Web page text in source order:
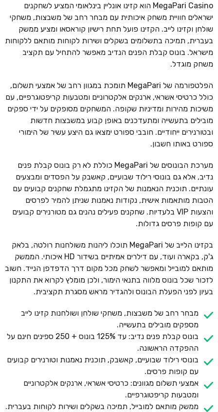
MegaPari Casino הוא קזינו אונליין בינלאומי המציע לשחקנים
ישראלים חוויית משחק איכותית עם מבחר רחב של משבצות, משחקי
שולחן וקזינו לייב. הקזינו פועל תחת רישיון קוראסאו ומציע ממשק
בעברית, תמיכה בתשלומים בשקלים ושירות לקוחות מותאם ללקוחות
מישראל. בונוס קבלת הפנים הנדיב מאפשר להתחיל עם תקציב
משחק מוגדל.
הפלטפורמה של MegaPari תומכת במגוון רחב של אמצעי תשלום,
כולל כרטיסי אשראי, ארנקים אלקטרוניים ומטבעות קריפטוגרפיים, עם
משיכות מהירות ומדיניות שקופה. המשחקים מסופקים על ידי ספקים
מובילים בתעשייה ומתעדכנים באופן קבוע במשבצות חדשות
ובטורנירים ייחודיים. חובבי ספורט ימצאו גם היצע עשיר של הימורי
ספורט באותו חשבון.
מערכת הבונוסים של MegaPari כוללת לא רק בונוס קבלת פנים
נדיב, אלא גם בונוסי רילוד שבועיים, קאשבק על הפסדים ומבצעים
עונתיים. תוכנית הנאמנות של הקזינו מתגמלת שחקנים קבועים עם
הטבות מותאמות אישית, נקודות נאמנות שניתן להמיר לפרסים
והצעות VIP בלעדיות. שחקנים פעילים נהנים גם מטורנירים קבועים
עם קופות פרסים גדולות.
בקזינו הלייב של MegaPari תוכלו ליהנות משולחנות רולטה, בלאק
ג'ק, בקארה ועוד, עם דילרים אמיתיים בשידור HD איכותי. הממשק
מותאם למובייל ומאפשר לשחק מכל מקום דרך הדפדפן הנייד. חשוב
לזכור שכל בונוס מלווה בתנאי הימור, ולכן מומלץ לקרוא את התקנון
בעיון לפני הפעלת הבונוס ולהגדיר מראש מסגרת תקציבית.
מבחר רחב של משבצות, משחקי שולחן ושולחנות קזינו לייב
מספקים מובילים בתעשייה.
בונוס קבלת פנים נדיב: עד 125% בונוס + 250 ספינים חינם על
ההפקדה הראשונה.
בונוסי רילוד שבועיים, קאשבק, תוכנית נאמנות וטורנירים קבועים
עם קופות פרסים.
אמצעי תשלום מגוונים: כרטיסי אשראי, ארנקים אלקטרוניים
ומטבעות קריפטוגרפיים.
ממשק מותאם למובייל, תמיכה בשקלים ושירות לקוחות בעברית.